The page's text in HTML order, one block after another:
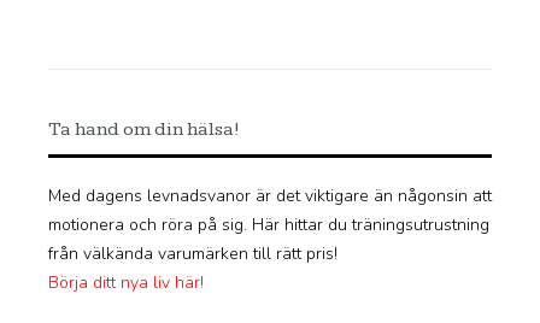
Ta hand om din hälsa!
Med dagens levnadsvanor är det viktigare än någonsin att
motionera och röra på sig. Här hittar du träningsutrustning
från välkända varumärken till rätt pris!
Börja ditt nya liv här!